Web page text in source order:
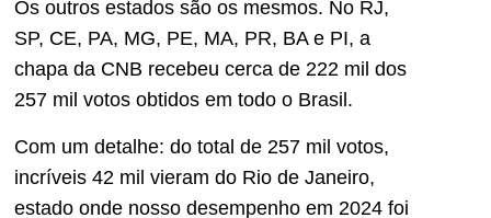
Os outros estados são os mesmos. No RJ,
SP, CE, PA, MG, PE, MA, PR, BA e PI, a
chapa da CNB recebeu cerca de 222 mil dos
257 mil votos obtidos em todo o Brasil.
Com um detalhe: do total de 257 mil votos,
incríveis 42 mil vieram do Rio de Janeiro,
estado onde nosso desempenho em 2024 foi